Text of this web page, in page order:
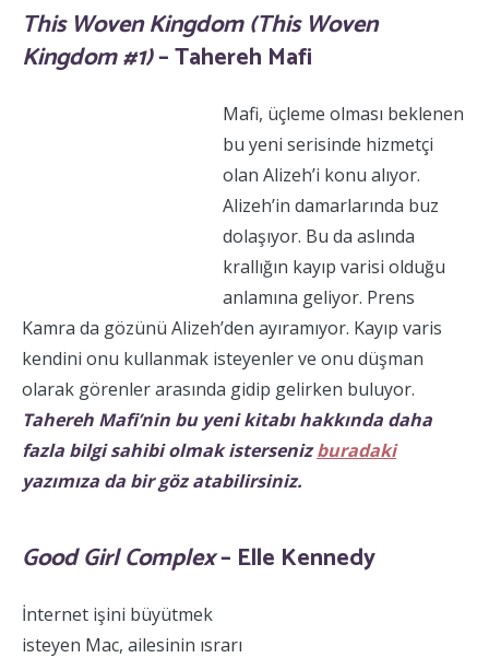
This Woven Kingdom (This Woven
Kingdom #1)– Tahereh Mafi
Mafi, üçleme olması beklenen
bu yeni serisinde hizmetçi
olan Alizeh’i konu alıyor.
Alizeh’in damarlarında buz
dolaşıyor. Bu da aslında
krallığın kayıp varisi olduğu
anlamına geliyor. Prens
Kamra da gözünü Alizeh’den ayıramıyor. Kayıp varis
kendini onu kullanmak isteyenler ve onu düşman
olarak görenler arasında gidip gelirken buluyor.
Tahereh Mafi’nin bu yeni kitabı hakkında daha
fazla bilgi sahibi olmak istersenizburadaki
yazımıza da bir göz atabilirsiniz.
Good Girl Complex– Elle Kennedy
İnternet işini büyütmek
isteyen Mac, ailesinin ısrarı